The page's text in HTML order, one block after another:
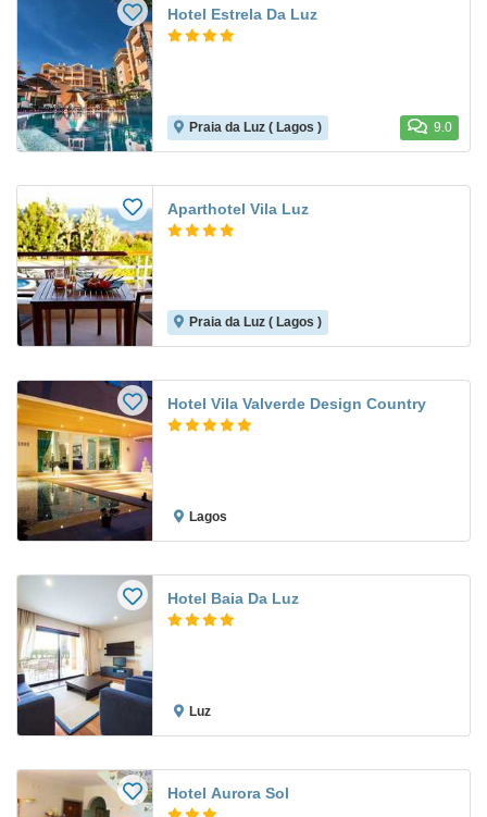
Hotel Estrela Da Luz
Praia da Luz ( Lagos ) 9.0
Aparthotel Vila Luz
Praia da Luz ( Lagos )
Hotel Vila Valverde Design Country
Lagos
Hotel Baia Da Luz
Luz
Hotel Aurora Sol